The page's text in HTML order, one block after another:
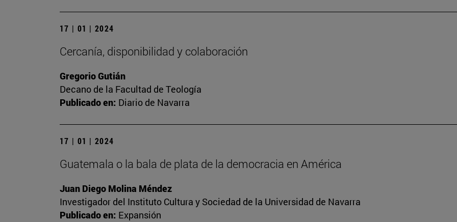
17 | 01 | 2024
Cercanía, disponibilidad y colaboración
Gregorio Gutián
Decano de la Facultad de Teología
Publicado en: Diario de Navarra
17 | 01 | 2024
Guatemala o la bala de plata de la democracia en América
Juan Diego Molina Méndez
Investigador del Instituto Cultura y Sociedad de la Universidad de Navarra
Publicado en: Expansión